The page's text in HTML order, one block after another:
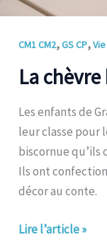
CM1 CM2,GS CP,
La
Les enfants de
leur classe pour
biscornue qu’ils
Ils ont
décor au conte.
Lire l’article »